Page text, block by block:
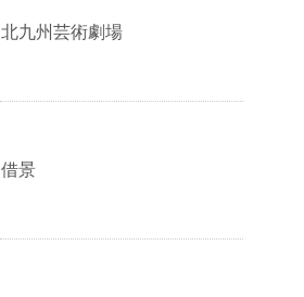
北九州芸術劇場
借景